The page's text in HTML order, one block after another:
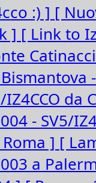
:) ] [
] [ Link to
da
- SV5/
] [
a